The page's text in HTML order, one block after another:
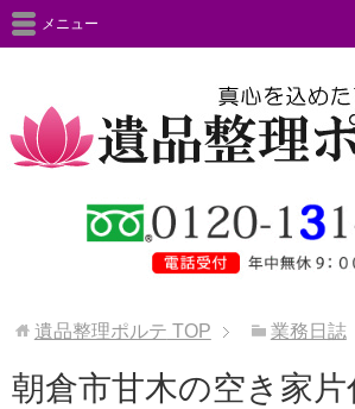
メニュー
遺品整理ポルテ TOP 業務日誌
朝倉市甘木の空き家片